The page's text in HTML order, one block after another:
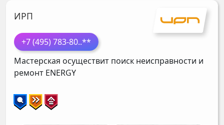
ИРП
+7 (495) 783-80..**
Мастерская осуществит поиск неисправности и
ремонт ENERGY